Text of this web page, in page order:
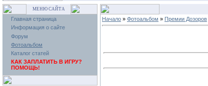
МЕНЮ САЙТА
Главная страница
Информация о сайте
Форум
Фотоальбом
Каталог статей
КАК ЗАПЛАТИТЬ В ИГРУ?
ПОМОЩЬ!
Начало » Фотоальбом » Премии Дозоров